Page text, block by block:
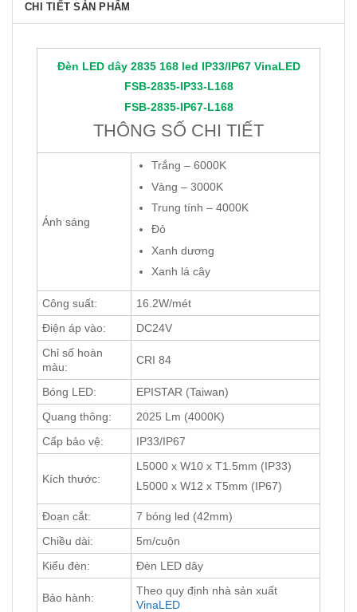
CHI TIẾT SẢN PHẨM
Đèn LED dây 2835 168 led IP33/IP67 VinaLED
FSB-2835-IP33-L168
FSB-2835-IP67-L168
THÔNG SỐ CHI TIẾT
Ánh sáng
Trắng – 6000K
Vàng – 3000K
Trung tính – 4000K
Đỏ
Xanh dương
Xanh lá cây
Công suất:
16.2W/mét
Điện áp vào:
DC24V
Chỉ số hoàn
màu:
CRI 84
Bóng LED:
EPISTAR (Taiwan)
Quang thông:
2025 Lm (4000K)
Cấp bảo vệ:
IP33/IP67
Kích thước:
L5000 x W10 x T1.5mm (IP33)
L5000 x W12 x T5mm (IP67)
Đoạn cắt:
7 bóng led (42mm)
Chiều dài:
5m/cuộn
Kiểu đèn:
Đèn LED dây
Bảo hành:
Theo quy định nhà sản xuất
VinaLED